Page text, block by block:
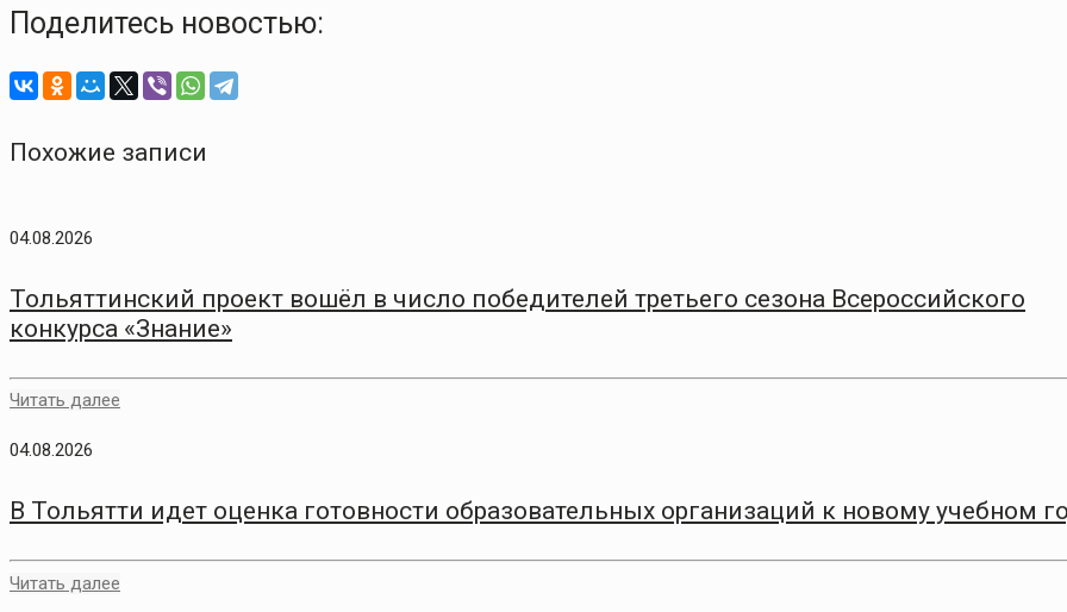
Поделитесь новостью:
Похожие записи
04.08.2026
Тольяттинский проект вошёл в число победителей третьего сезона Всероссийского
конкурса «Знание»
Читать далее
04.08.2026
В Тольятти идет оценка готовности образовательных организаций к новому учебном
Читать далее